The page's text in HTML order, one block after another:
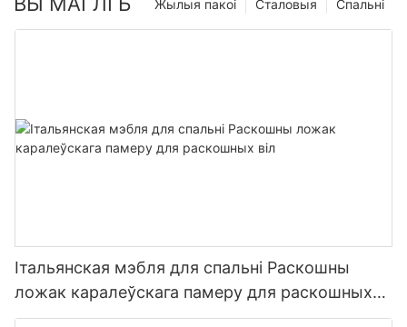
Спальні
Сталовыя
Жылыя пакоі
Італьянская мэбля для спальні Раскошны
ложак каралеўскага памеру для раскошных
віл